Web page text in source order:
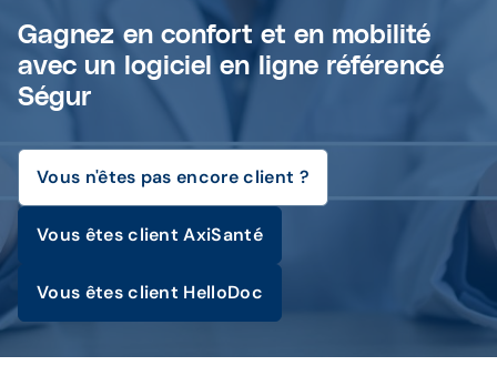
Gagnez en confort et en mobilité
avec un logiciel en ligne référencé
Ségur
Vous n'êtes pas encore client ?
Vous êtes client AxiSanté
Vous êtes client HelloDoc